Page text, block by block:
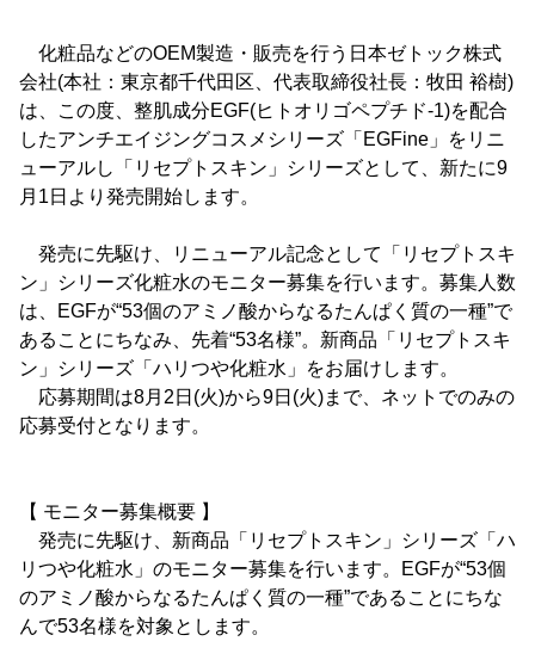
化粧品などのOEM製造・販売を行う日本ゼトック株式
会社(本社：東京都千代田区、代表取締役社長：牧田 裕樹)
は、この度、整肌成分EGF(ヒトオリゴペプチド-1)を配合
したアンチエイジングコスメシリーズ「EGFine」をリニ
ューアルし「リセプトスキン」シリーズとして、新たに9
月1日より発売開始します。
発売に先駆け、リニューアル記念として「リセプトスキ
ン」シリーズ化粧水のモニター募集を行います。募集人数
は、EGFが“53個のアミノ酸からなるたんぱく質の一種”で
あることにちなみ、先着“53名様”。新商品「リセプトスキ
ン」シリーズ「ハリつや化粧水」をお届けします。
応募期間は8月2日(火)から9日(火)まで、ネットでのみの
応募受付となります。
【 モニター募集概要 】
発売に先駆け、新商品「リセプトスキン」シリーズ「ハ
リつや化粧水」のモニター募集を行います。EGFが“53個
のアミノ酸からなるたんぱく質の一種”であることにちな
んで53名様を対象とします。